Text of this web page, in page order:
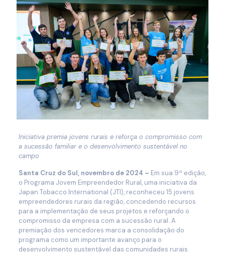
Iniciativa premia jovens rurais e reforça o compromisso com
a sucessão familiar e o desenvolvimento sustentável no
campo
Santa Cruz do Sul, novembro de 2024 – Em sua 9ª edição,
o Programa Jovem Empreendedor Rural, uma iniciativa da
Japan Tobacco International (JTI), reconheceu 15 jovens
empreendedores rurais da região, concedendo recursos
para a implementação de seus projetos e reforçando o
compromisso da empresa com a sucessão rural. A
premiação dos vencedores marca a consolidação do
programa como um importante avanço para o
desenvolvimento sustentável das comunidades rurais.